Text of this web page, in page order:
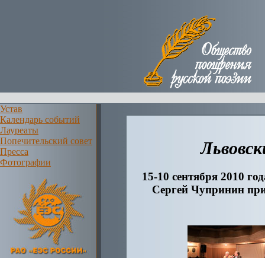
Устав
Календарь событий
Лауреаты
Попечительский совет
Пресса
Фотографии
15-10 сентября 2010
Сергей Чупринин